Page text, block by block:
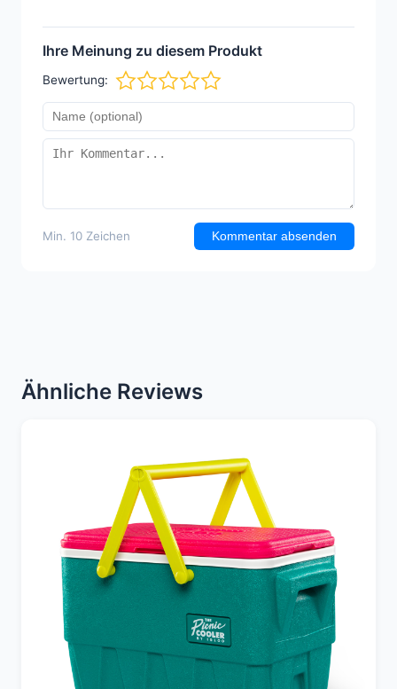
Ihre Meinung zu diesem Produkt
Bewertung:
Min. 10 Zeichen Kommentar absenden
Ähnliche Reviews